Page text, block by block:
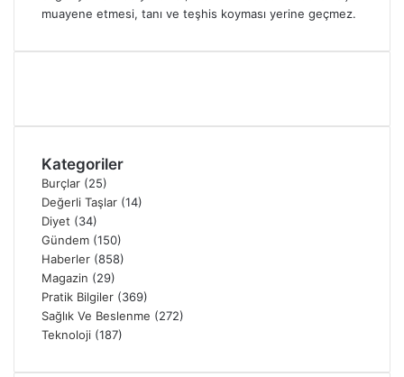
muayene etmesi, tanı ve teşhis koyması yerine geçmez.
Kategoriler
Burçlar (25)
Değerli Taşlar (14)
Diyet (34)
Gündem (150)
Haberler (858)
Magazin (29)
Pratik Bilgiler (369)
Sağlık Ve Beslenme (272)
Teknoloji (187)